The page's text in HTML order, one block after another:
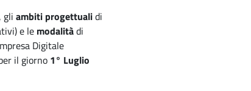
gli ambiti progettualidi
e le modalitàdi
Digitale
il giorno 1° Luglio